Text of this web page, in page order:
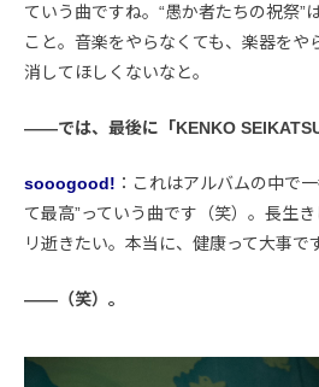
ていう曲ですね。“愚か者たちの祝祭”
こと。音楽をやらなくても、楽器をや
消してほしくないなと。
――では、最後に「KENKO
sooogood! ：これはアルバムの中で
て最高”っていう曲です（笑）。長生
リ逝きたい。本当に、健康って大事で
――（笑）。